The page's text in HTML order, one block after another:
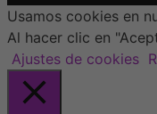
Usamos cookies en
Al hacer clic en
Ajustes de cookies